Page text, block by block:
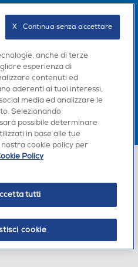
Montefeltro, 6/a 20156 Milano
anche di terze
esperienza di
contenuti ed
aderenti ai tuoi interessi,
media ed analizzare le
Selezionando
possibile determinare
in base alle tue
cookie policy per
Policy
tutti
cookie
X   Continua senza accettare